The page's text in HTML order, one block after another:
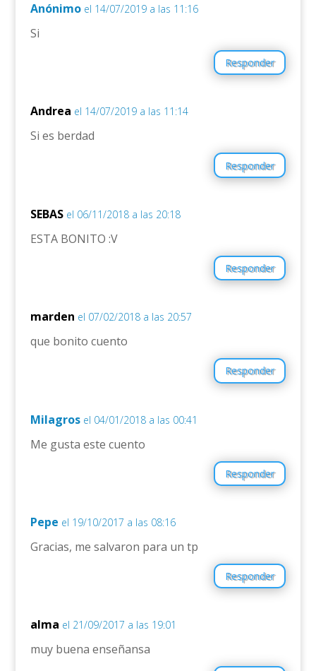
Anónimo el 14/07/2019 a las 11:16
Si
Responder
Andrea el 14/07/2019 a las 11:14
Si es berdad
Responder
SEBAS el 06/11/2018 a las 20:18
ESTA BONITO :V
Responder
marden el 07/02/2018 a las 20:57
que bonito cuento
Responder
Milagros el 04/01/2018 a las 00:41
Me gusta este cuento
Responder
Pepe el 19/10/2017 a las 08:16
Gracias, me salvaron para un tp
Responder
alma el 21/09/2017 a las 19:01
muy buena enseñansa